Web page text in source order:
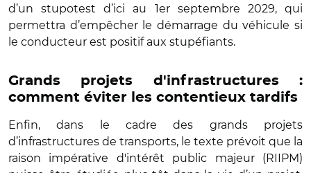
d’un stupotest d’ici au 1er septembre 2029, qui
permettra d’empêcher le démarrage du véhicule si
le conducteur est positif aux stupéfiants.
Grands projets d'infrastructures :
comment éviter les contentieux tardifs
Enfin, dans le cadre des grands projets
d’infrastructures de transports, le texte prévoit que la
raison impérative d'intérêt public majeur (RIIPM)